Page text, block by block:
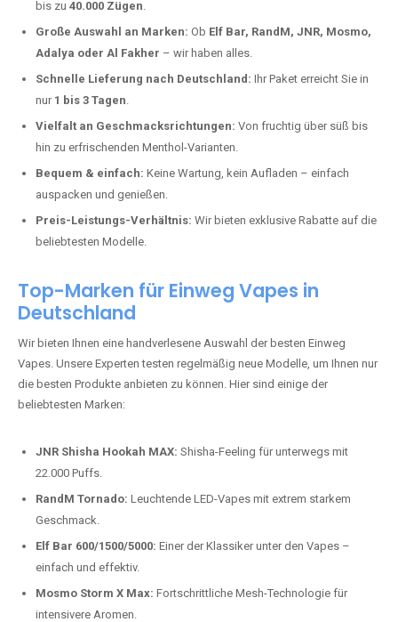
bis zu 40.000 Zügen.
Große Auswahl an Marken: Ob Elf Bar, RandM, JNR, Mosmo,
Adalya oder Al Fakher – wir haben alles.
Schnelle Lieferung nach Deutschland: Ihr Paket erreicht Sie in
nur 1 bis 3 Tagen.
Vielfalt an Geschmacksrichtungen: Von fruchtig über süß bis
hin zu erfrischenden Menthol-Varianten.
Bequem & einfach: Keine Wartung, kein Aufladen – einfach
auspacken und genießen.
Preis-Leistungs-Verhältnis: Wir bieten exklusive Rabatte auf die
beliebtesten Modelle.
Top-Marken für Einweg Vapes in
Deutschland
Wir bieten Ihnen eine handverlesene Auswahl der besten Einweg
Vapes. Unsere Experten testen regelmäßig neue Modelle, um Ihnen nur
die besten Produkte anbieten zu können. Hier sind einige der
beliebtesten Marken:
JNR Shisha Hookah MAX: Shisha-Feeling für unterwegs mit
22.000 Puffs.
RandM Tornado: Leuchtende LED-Vapes mit extrem starkem
Geschmack.
Elf Bar 600/1500/5000: Einer der Klassiker unter den Vapes –
einfach und effektiv.
Mosmo Storm X Max: Fortschrittliche Mesh-Technologie für
intensivere Aromen.